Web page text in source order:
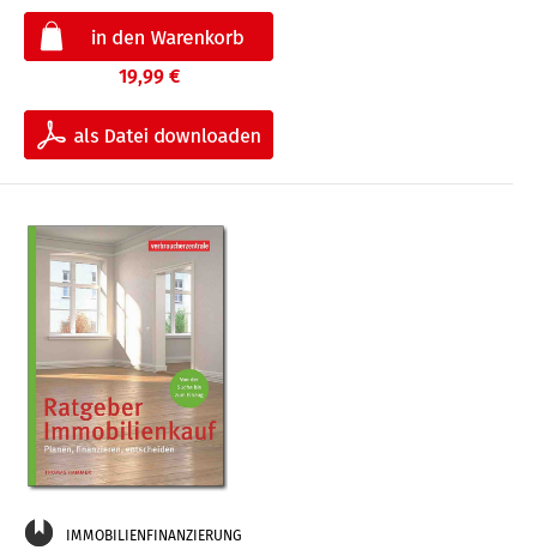
19,99 €
IMMOBILIENFINANZIERUNG